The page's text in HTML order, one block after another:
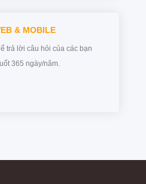
& MOBILE
trả lời câu hỏi của các bạn
365 ngày/năm.